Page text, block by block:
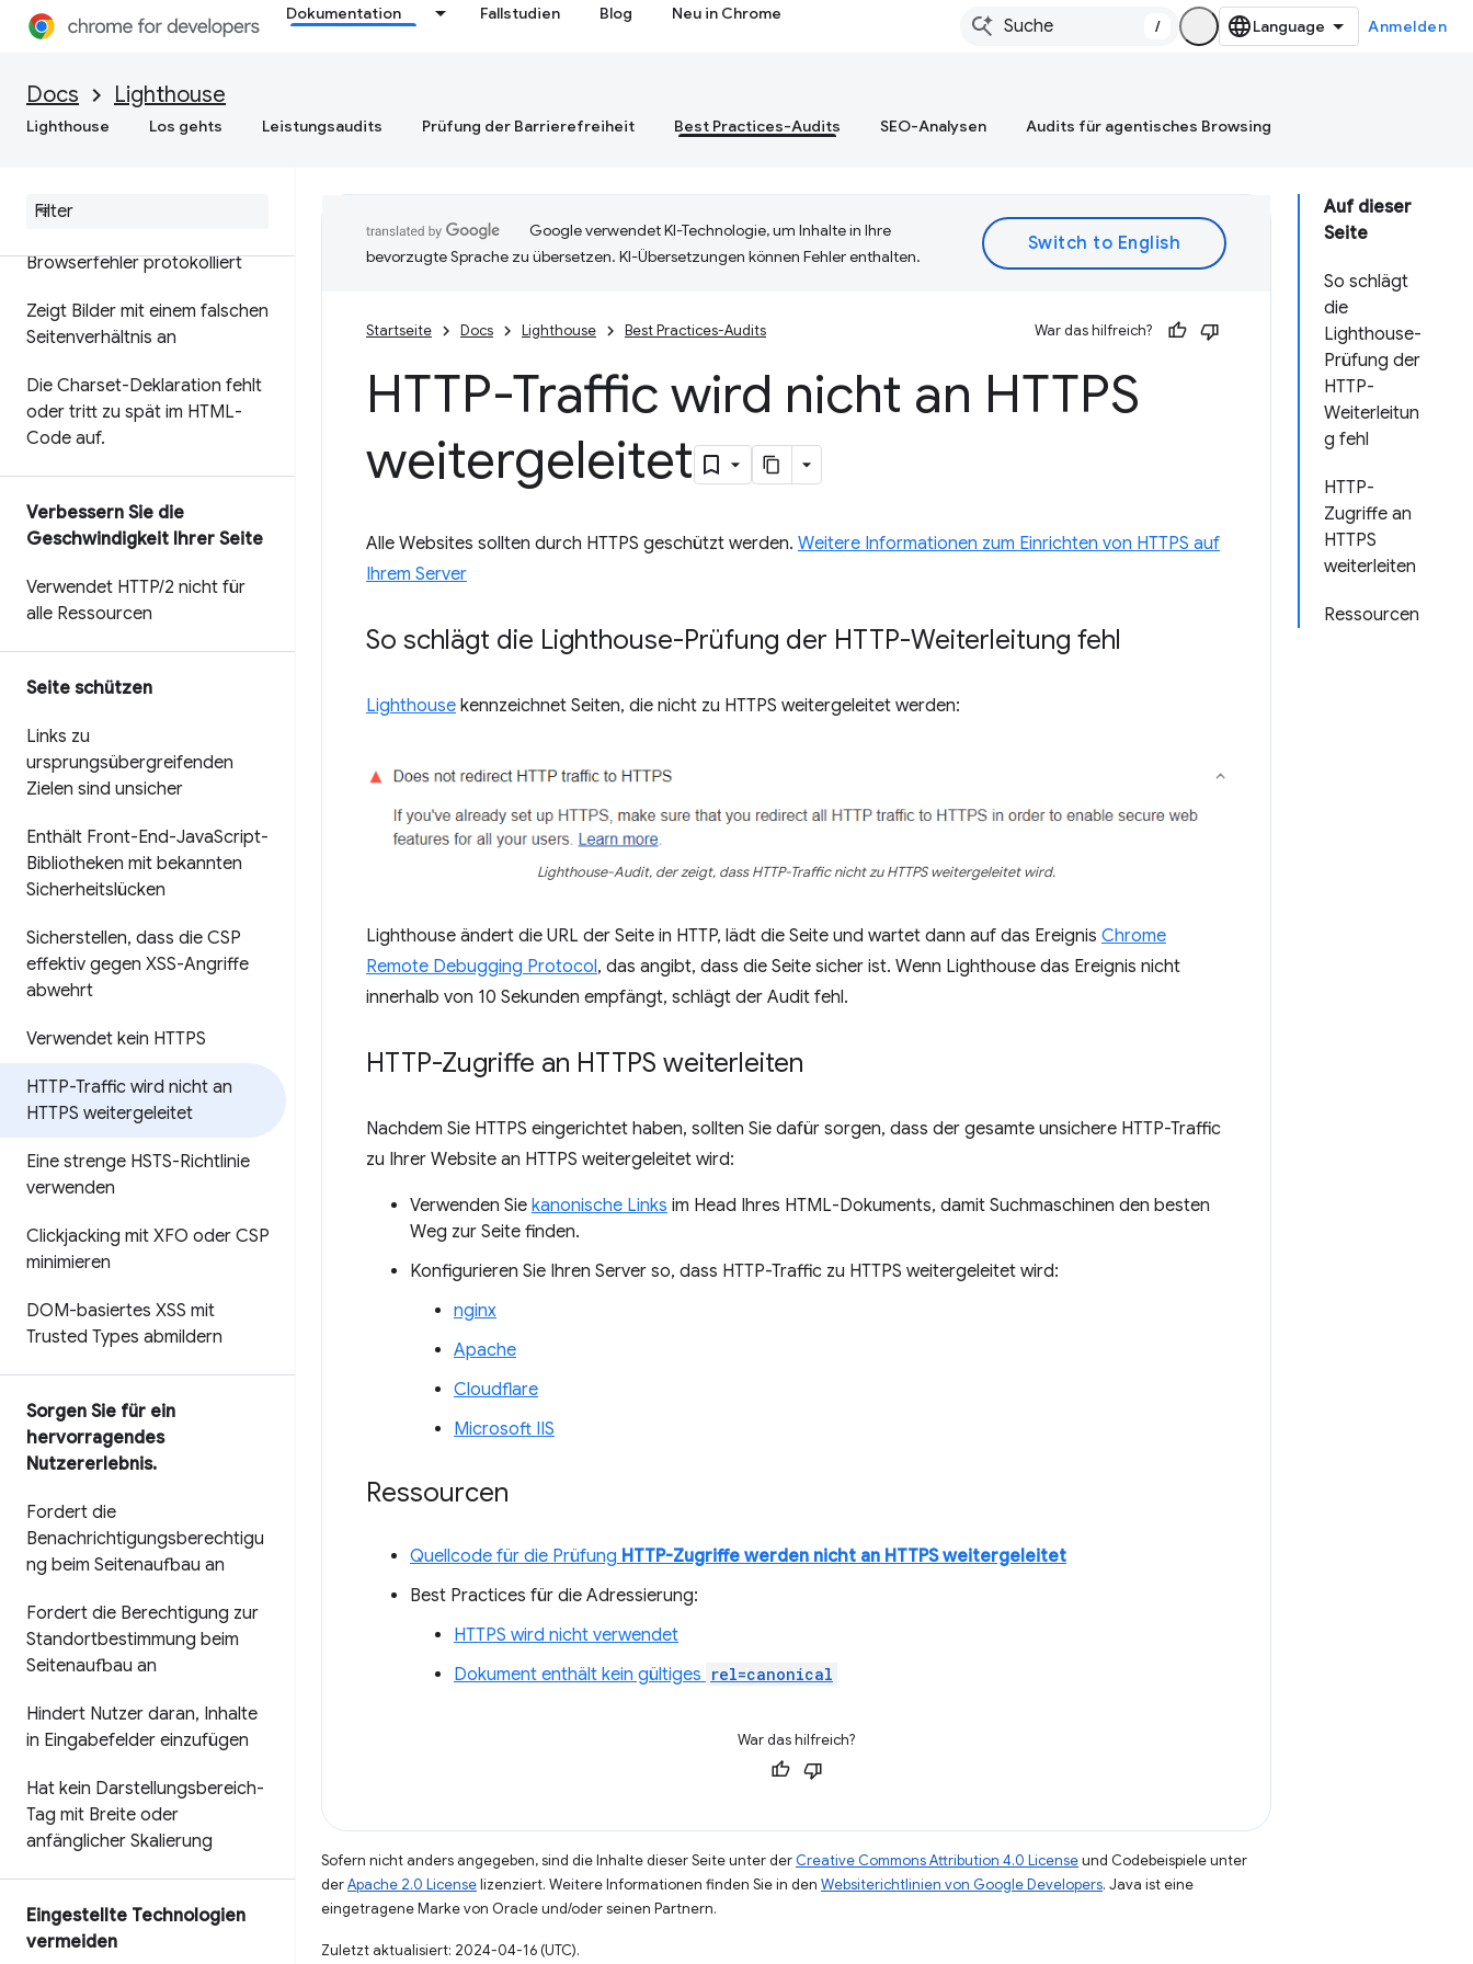
Dokumentation Fallstudien Blog Neu in Chrome
/ Anmelden
Docs Lighthouse
Lighthouse Los gehts Leistungsaudits Prüfung der Barrierefreiheit Best Practices-Audits SEO-Analysen Audits für agentisches Browsing
Allgemeine Best Practices
Seite hat keinen HTML-
Browserfehler protokolliert
Zeigt Bilder mit einem falschen
Seitenverhältnis an
Die Charset-Deklaration fehlt
oder tritt zu spät im HTML-
Code auf.
Verbessern Sie die
Geschwindigkeit Ihrer Seite
Verwendet HTTP/2 nicht für
alle Ressourcen
Seite schützen
Links zu
ursprungsübergreifenden
Zielen sind unsicher
Enthält Front-End-JavaScript-
Bibliotheken mit bekannten
Sicherheitslücken
Sicherstellen, dass die CSP
effektiv gegen XSS-Angriffe
abwehrt
Verwendet kein HTTPS
HTTP-Traffic wird nicht an
HTTPS weitergeleitet
Eine strenge HSTS-Richtlinie
verwenden
Clickjacking mit XFO oder CSP
minimieren
DOM-basiertes XSS mit
Trusted Types abmildern
Sorgen Sie für ein
hervorragendes
Nutzererlebnis.
Fordert die
Benachrichtigungsberechtigu
ng beim Seitenaufbau an
Fordert die Berechtigung zur
Standortbestimmung beim
Seitenaufbau an
Hindert Nutzer daran, Inhalte
in Eingabefelder einzufügen
Hat kein Darstellungsbereich-
Tag mit Breite oder
anfänglicher Skalierung
Eingestellte Technologien
vermeiden
Auf dieser
Seite
So schlägt
die
Lighthouse-
Prüfung der
HTTP-
Weiterleitun
g fehl
HTTP-
Zugriffe an
HTTPS
weiterleiten
Ressourcen
Google verwendet KI-Technologie, um Inhalte in Ihre
bevorzugte Sprache zu übersetzen. KI-Übersetzungen können Fehler enthalten.
Startseite Docs Lighthouse Best Practices-Audits War das hilfreich?
HTTP-Traffic wird nicht an HTTPS
weitergeleitet
Alle Websites sollten durch HTTPS geschützt werden. Weitere Informationen zum Einrichten von HTTPS auf
Ihrem Server
So schlägt die Lighthouse-Prüfung der HTTP-Weiterleitung fehl
Lighthouse kennzeichnet Seiten, die nicht zu HTTPS weitergeleitet werden:
Lighthouse-Audit, der zeigt, dass HTTP-Traffic nicht zu HTTPS weitergeleitet wird.
Lighthouse ändert die URL der Seite in HTTP, lädt die Seite und wartet dann auf das Ereignis Chrome
Remote Debugging Protocol, das angibt, dass die Seite sicher ist. Wenn Lighthouse das Ereignis nicht
innerhalb von 10 Sekunden empfängt, schlägt der Audit fehl.
HTTP-Zugriffe an HTTPS weiterleiten
Nachdem Sie HTTPS eingerichtet haben, sollten Sie dafür sorgen, dass der gesamte unsichere HTTP-Traffic
zu Ihrer Website an HTTPS weitergeleitet wird:
Verwenden Sie kanonische Links im Head Ihres HTML-Dokuments, damit Suchmaschinen den besten
Weg zur Seite finden.
Konfigurieren Sie Ihren Server so, dass HTTP-Traffic zu HTTPS weitergeleitet wird:
nginx
Apache
Cloudflare
Microsoft IIS
Ressourcen
Quellcode für die Prüfung HTTP-Zugriffe werden nicht an HTTPS weitergeleitet
Best Practices für die Adressierung:
HTTPS wird nicht verwendet
Dokument enthält kein gültiges rel=canonical
War das hilfreich?
Sofern nicht anders angegeben, sind die Inhalte dieser Seite unter der Creative Commons Attribution 4.0 Licenseund Codebeispiele unter
derApache 2.0 Licenselizenziert. Weitere Informationen finden Sie in den Websiterichtlinien von Google Developers. Java ist eine
eingetragene Marke von Oracle und/oder seinen Partnern.
Zuletzt aktualisiert: 2024-04-16 (UTC).